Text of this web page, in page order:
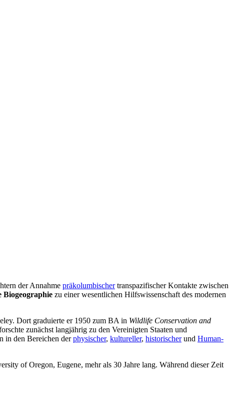
der Annahme präkolumbischertranspazifischer Kontakte zwischen
Biogeographie zu einer wesentlichen Hilfswissenschaft des modernen
Dort graduierte er 1950 zum BA in Wildlife Conservation and
zunächst langjährig zu den Vereinigten Staaten und
in den Bereichen derphysischer, kultureller, historischerund Human-
of Oregon, Eugene, mehr als 30 Jahre lang. Während dieser Zeit